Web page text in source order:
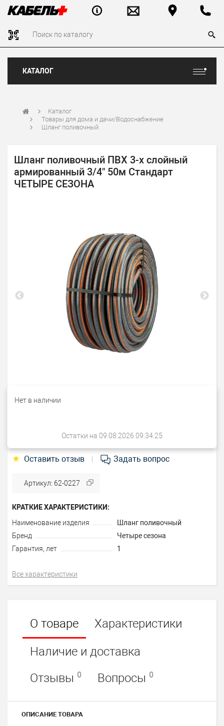
КАТАЛОГ
Каталог
Товары для дома и дачи/Водоснабжение
Шланг поливочный
Шланг поливочный ПВХ 3-х слойный
армированный 3/4" 50м Стандарт
ЧЕТЫРЕ СЕЗОНА
Нет в наличии
Остатки на 09.08.2026 09:34:25
★ Оставить отзыв Задать вопрос
Артикул: 62-0227
КРАТКИЕ ХАРАКТЕРИСТИКИ:
Наименование изделия
Шланг поливочный
Бренд
Четыре сезона
Гарантия, лет
1
Все характеристики
О товаре
Характеристики
Наличие и доставка
Отзывы 0 Вопросы 0
ОПИСАНИЕ ТОВАРА